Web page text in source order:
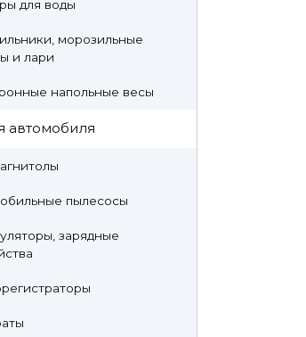
для воды
морозильные
и лари
напольные весы
автомобиля
пылесосы
зарядные